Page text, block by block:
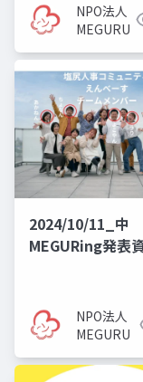
NPO法人
MEGURU
2024/10/11_中
MEGURing発表
NPO法人
MEGURU